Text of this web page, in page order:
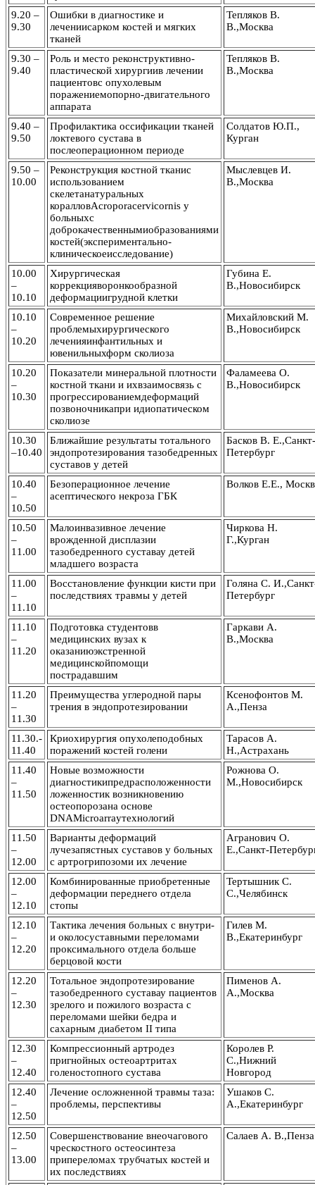
9.20 –
9.30
Ошибки в диагностике и
лечениисарком костей и мягких
тканей
Тепляков В.
В.,Москва
9.30 –
9.40
Роль и место реконструктивно-
пластической хирургиив лечении
пациентовс опухолевым
поражениемопорно-двигательного
аппарата
Тепляков В.
В.,Москва
9.40 –
9.50
Профилактика оссификации тканей
локтевого сустава в
послеоперационном периоде
Солдатов Ю.П.,
Курган
9.50 –
10.00
Реконструкция костной тканис
использованием
скелетанатуральных
коралловAcroporacervicornis у
больныхс
доброкачественнымиобразованиями
костей(экспериментально-
клиническоеисследование)
Мыслевцев И.
В.,Москва
10.00
–
10.10
Хирургическая
коррекцияворонкообразной
деформациигрудной клетки
Губина Е.
В.,Новосибирск
10.10
–
10.20
Современное решение
проблемыхирургического
леченияинфантильных и
ювенильныхформ сколиоза
Михайловский М.
В.,Новосибирск
10.20
–
10.30
Показатели минеральной плотности
костной ткани и ихвзаимосвязь с
прогрессированиемдеформаций
позвоночникапри идиопатическом
сколиозе
Фаламеева О.
В.,Новосибирск
10.30
–10.40
Ближайшие результаты тотального
эндопротезирования тазобедренных
суставов у детей
Басков В. Е.,Санкт-
Петербург
10.40
–
10.50
Безоперационное лечение
асептического некроза ГБК
Волков Е.Е.,
10.50
–
11.00
Малоинвазивное лечение
врожденной дисплазии
тазобедренного суставау детей
младшего возраста
Чиркова Н.
Г.,Курган
11.00
–
11.10
Восстановление функции кисти при
последствиях травмы у детей
Голяна С.
Петербург
11.10
–
11.20
Подготовка студентовв
медицинских вузах к
оказаниюэкстренной
медицинскойпомощи
пострадавшим
Гаркави А.
В.,Москва
11.20
–
11.30
Преимущества углеродной пары
трения в эндопротезировании
Ксенофонтов М.
А.,Пенза
11.30.-
11.40
Криохирургия опухолеподобных
поражений костей голени
Тарасов А.
Н.,Астрахань
11.40
–
11.50
Новые возможности
диагностикипредрасположенности
ложенностик возникновению
остеопорозана основе
DNAMicroarrayтехнологий
Рожнова О.
М.,Новосибирск
11.50
–
12.00
Варианты деформаций
лучезапястных суставов у больных
с артрогрипозоми их лечение
Агранович О.
Е.,Санкт-
12.00
–
12.10
Комбинированные приобретенные
деформации переднего отдела
стопы
Тертышник С.
С.,Челябинск
12.10
–
12.20
Тактика лечения больных с внутри-
и околосуставными переломами
проксимального отдела больше
берцовой кости
Гилев М.
В.,Екатеринбург
12.20
–
12.30
Тотальное эндопротезирование
тазобедренного суставау пациентов
зрелого и пожилого возраста с
переломами шейки бедра и
сахарным диабетом II типа
Пименов А.
А.,Москва
12.30
–
12.40
Компрессионный артродез
пригнойных остеоартритах
голеностопного сустава
Королев Р.
С.,Нижний
Новгород
12.40
–
12.50
Лечение осложненной травмы таза:
проблемы, перспективы
Ушаков С.
А.,Екатеринбург
12.50
–
13.00
Совершенствование внеочагового
чрескостного остеосинтеза
припереломах трубчатых костей и
их последствиях
Салаев А. В.,Пенза